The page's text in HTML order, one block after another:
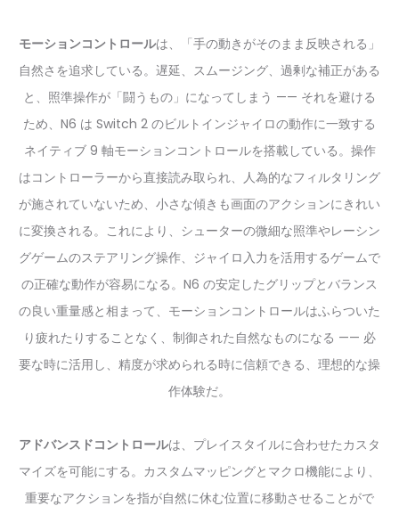
モーションコントロールは、「手の動きがそのまま反映される」
自然さを追求している。遅延、スムージング、過剰な補正がある
と、照準操作が「闘うもの」になってしまう —— それを避ける
ため、N6 は Switch 2 のビルトインジャイロの動作に一致する
ネイティブ 9 軸モーションコントロールを搭載している。操作
はコントローラーから直接読み取られ、人為的なフィルタリング
が施されていないため、小さな傾きも画面のアクションにきれい
に変換される。これにより、シューターの微細な照準やレーシン
グゲームのステアリング操作、ジャイロ入力を活用するゲームで
の正確な動作が容易になる。N6 の安定したグリップとバランス
の良い重量感と相まって、モーションコントロールはふらついた
り疲れたりすることなく、制御された自然なものになる —— 必
要な時に活用し、精度が求められる時に信頼できる、理想的な操
作体験だ。
アドバンスドコントロールは、プレイスタイルに合わせたカスタ
マイズを可能にする。カスタムマッピングとマクロ機能により、
重要なアクションを指が自然に休む位置に移動させることがで